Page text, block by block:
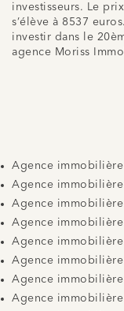
investisseurs. Le
s’élève à 8537
investir dans le
agence Moriss
Agence immobilière
Agence immobilière
Agence immobilière
Agence immobilière
Agence immobilière
Agence immobilière
Agence immobilière
Agence immobilière